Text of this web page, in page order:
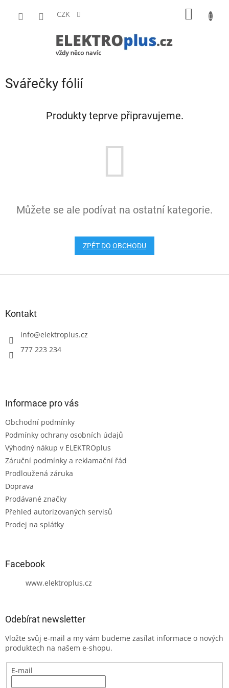
CZK
Svářečky fólií
Produkty teprve připravujeme.
Můžete se ale podívat na ostatní kategorie.
ZPĚT DO OBCHODU
Kontakt
info@elektroplus.cz
777 223 234
Informace pro vás
Obchodní podmínky
Podmínky ochrany osobních údajů
Výhodný nákup v ELEKTROplus
Záruční podmínky a reklamační řád
Prodloužená záruka
Doprava
Prodávané značky
Přehled autorizovaných servisů
Prodej na splátky
Facebook
www.elektroplus.cz
Odebírat newsletter
Vložte svůj e-mail a my vám budeme zasílat informace o nových
produktech na našem e-shopu.
E-mail